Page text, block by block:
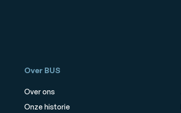
Over BUS
Over ons
Onze historie